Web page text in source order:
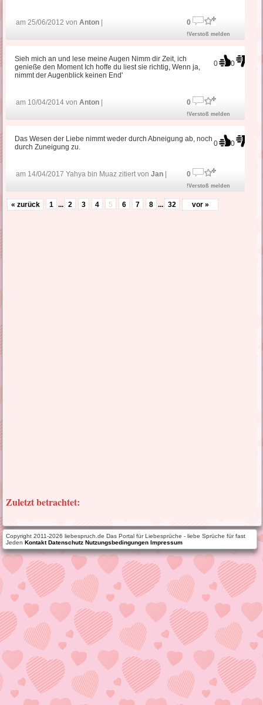
am 25/06/2012 vonAnton 0
!Verstoß melden
0 0
Sieh mich an und lese meine Augen Nimm dir Zeit, ich
genieße den Moment Ich hoffe du liest sie richtig, Wenn ja,
nimmt der Augenblick keinen End'
am 10/04/2014 vonAnton 0
!Verstoß melden
0 0
Das Wesen der Liebe nimmt weder durch Abneigung ab, noch
durch Zuneigung zu.
am 14/04/2017 Yahya bin Muaz zitiert vonJan 0
!Verstoß melden
« zurück 1 ... 2 3 4 5 6 7 8 ... 32 vor »
Zuletzt betrachtet:
Copyright 2011-2026 liebespruch.de Das Portal für Liebesprüche - liebe Sprüche für fast
JedenKontakt Datenschutz Nutzungsbedingungen Impressum